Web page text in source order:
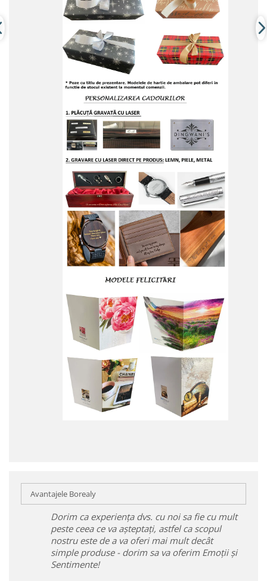
Avantajele Borealy
Dorim ca experiența dvs. cu noi sa fie cu mult
peste ceea ce va așteptați, astfel ca scopul
nostru este de a va oferi mai mult decât
simple produse - dorim sa va oferim Emoții și
Sentimente!